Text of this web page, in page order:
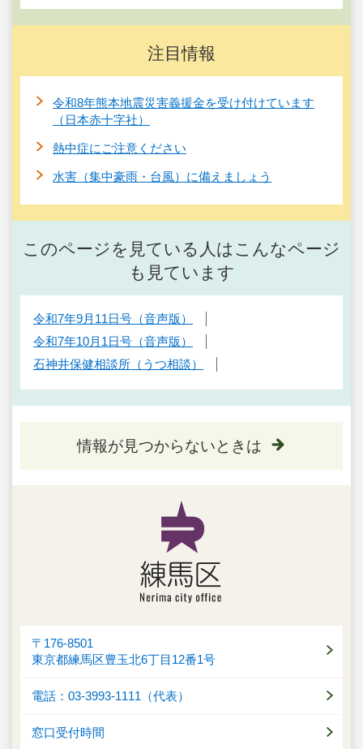
注目情報
令和8年熊本地震災害義援金を受け付けています
（日本赤十字社）
熱中症にご注意ください
水害（集中豪雨・台風）に備えましょう
このページを見ている人はこんなページ
も見ています
令和7年9月11日号（音声版）
令和7年10月1日号（音声版）
石神井保健相談所（うつ相談）
情報が見つからないときは
〒176-8501
東京都練馬区豊玉北6丁目12番1号
電話：03-3993-1111（代表）
窓口受付時間